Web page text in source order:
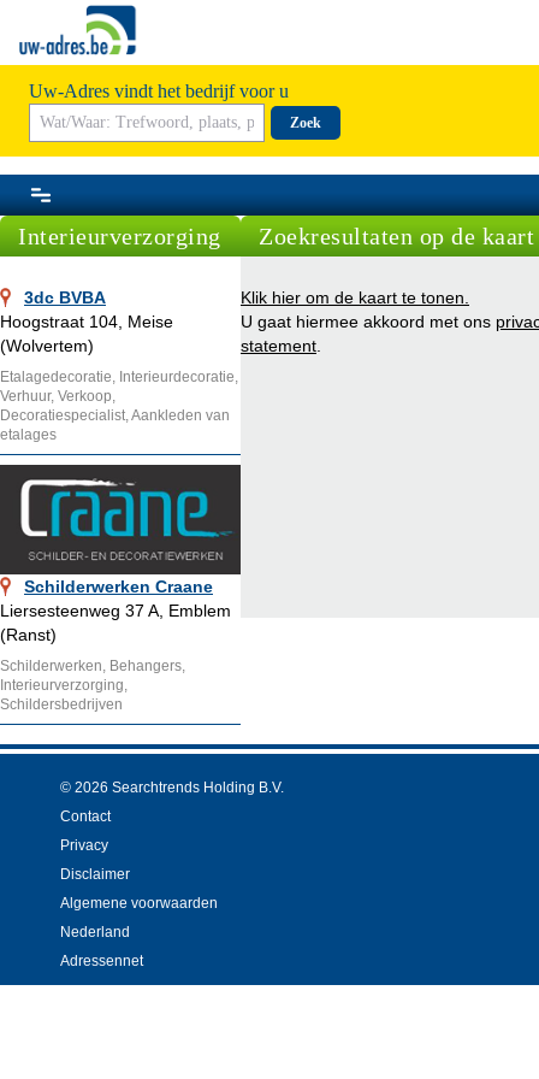
Uw-Adres vindt het bedrijf voor u
Zoek
Interieurverzorging
3dc BVBA
Hoogstraat 104, Meise
(Wolvertem)
Etalagedecoratie, Interieurdecoratie,
Verhuur, Verkoop,
Decoratiespecialist, Aankleden van
etalages
Schilderwerken Craane
Liersesteenweg 37 A, Emblem
(Ranst)
Schilderwerken, Behangers,
Interieurverzorging,
Schildersbedrijven
Zoekresultaten op de kaart
Klik hier om de kaart te tonen.
U gaat hiermee akkoord met ons
statement
© 2026 Searchtrends Holding B.V.
Contact
Privacy
Disclaimer
Algemene voorwaarden
Nederland
Adressennet